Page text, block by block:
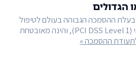
הגדולים
ההסמכה הגבוהה בעולם לטיפול
בכרטיסי אשראי (PCI DSS Level 1), והינה מאובטחת
ההסמכה »